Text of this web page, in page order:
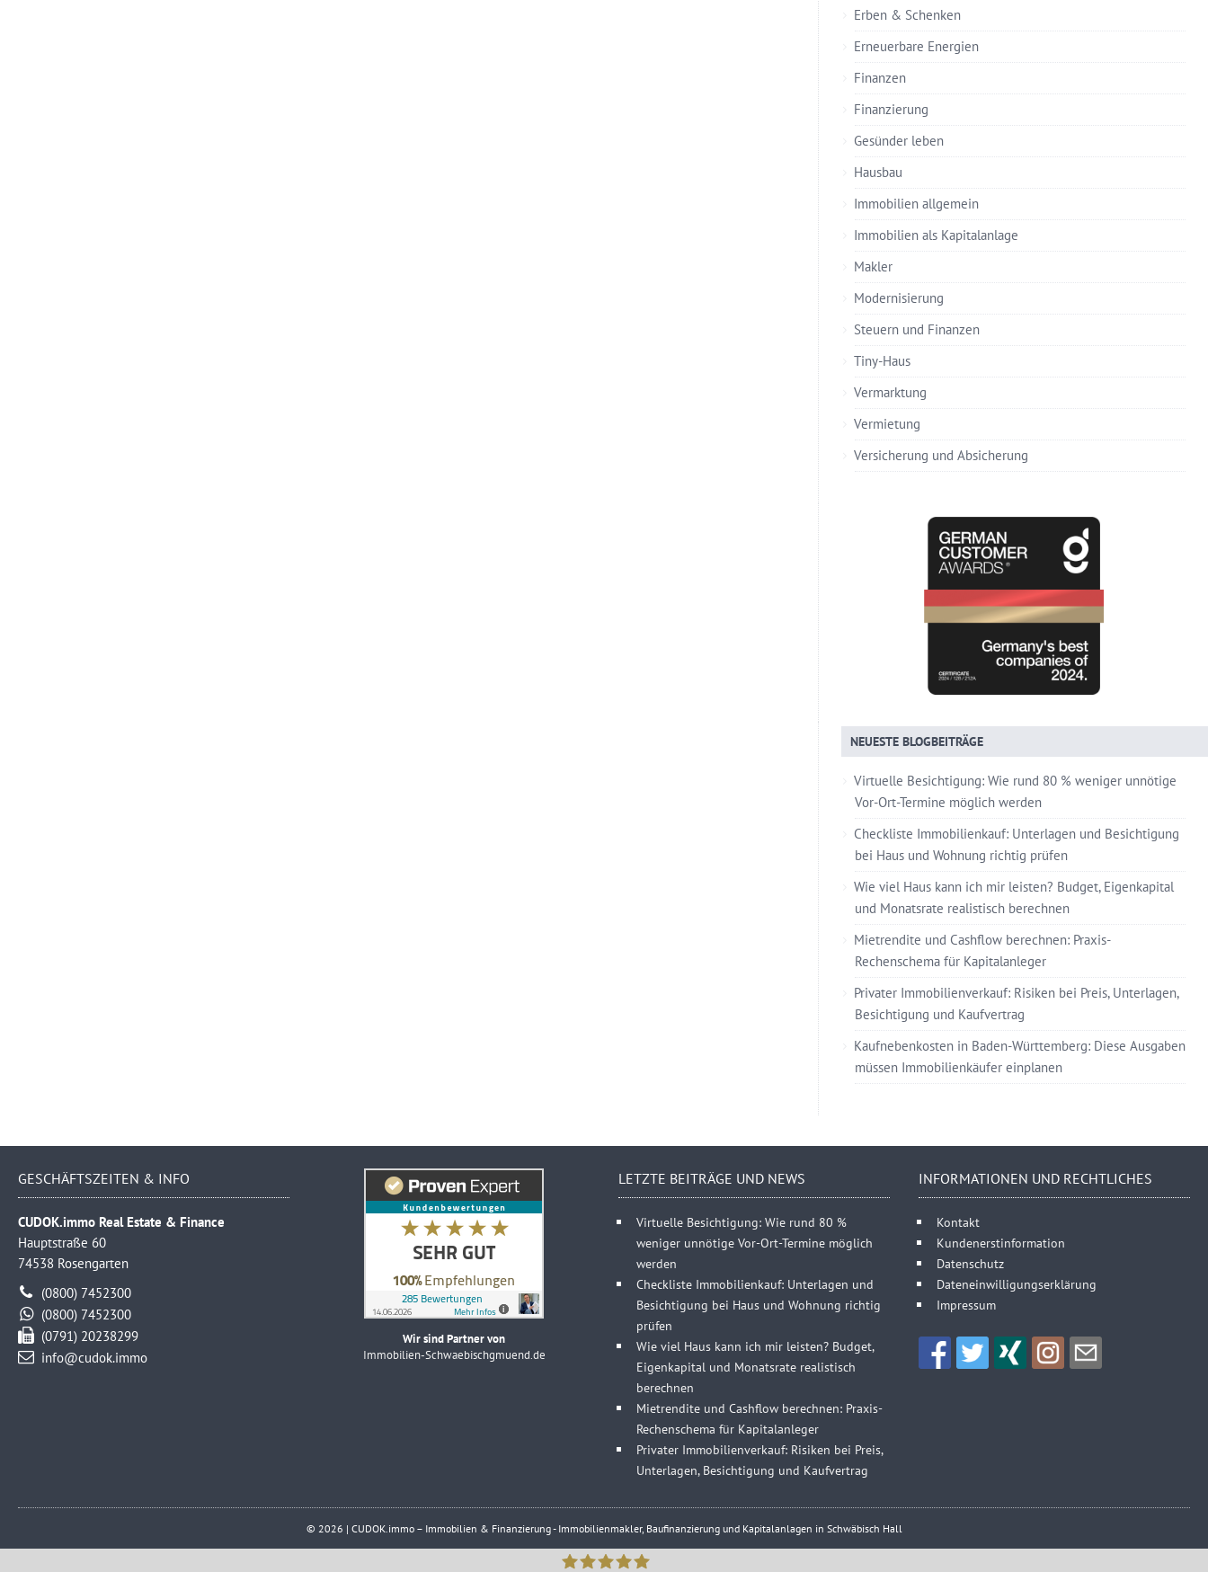
Erben & Schenken
Erneuerbare Energien
Finanzen
Finanzierung
Gesünder leben
Hausbau
Immobilien allgemein
Immobilien als Kapitalanlage
Makler
Modernisierung
Steuern und Finanzen
Tiny-Haus
Vermarktung
Vermietung
Versicherung und Absicherung
NEUESTE BLOGBEITRÄGE
Virtuelle Besichtigung: Wie rund 80 % weniger unnötige
Vor-Ort-Termine möglich werden
Checkliste Immobilienkauf: Unterlagen und Besichtigung
bei Haus und Wohnung richtig prüfen
Wie viel Haus kann ich mir leisten? Budget, Eigenkapital
und Monatsrate realistisch berechnen
Mietrendite und Cashflow berechnen: Praxis-
Rechenschema für Kapitalanleger
Privater Immobilienverkauf: Risiken bei Preis, Unterlagen,
Besichtigung und Kaufvertrag
Kaufnebenkosten in Baden-Württemberg: Diese Ausgaben
müssen Immobilienkäufer einplanen
GESCHÄFTSZEITEN & INFO
CUDOK.immo Real Estate & Finance
Hauptstraße 60
74538 Rosengarten
(0800) 7452300
(0800) 7452300
(0791) 20238299
info@cudok.immo
Wir sind Partner von
Immobilien-Schwaebischgmuend.de
LETZTE BEITRÄGE UND NEWS
Virtuelle Besichtigung: Wie rund 80 %
weniger unnötige Vor-Ort-Termine möglich
werden
Checkliste Immobilienkauf: Unterlagen und
Besichtigung bei Haus und Wohnung richtig
prüfen
Wie viel Haus kann ich mir leisten? Budget,
Eigenkapital und Monatsrate realistisch
berechnen
Mietrendite und Cashflow berechnen: Praxis-
Rechenschema für Kapitalanleger
Privater Immobilienverkauf: Risiken bei Preis,
Unterlagen, Besichtigung und Kaufvertrag
INFORMATIONEN UND RECHTLICHES
Kontakt
Kundenerstinformation
Datenschutz
Dateneinwilligungserklärung
Impressum
© 2026 | CUDOK.immo – Immobilien & Finanzierung - Immobilienmakler, Baufinanzierung und Kapitalanlagen in Schwäbisch Hall